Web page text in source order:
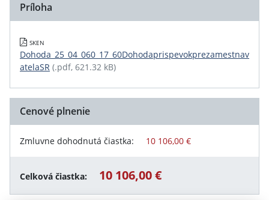
Príloha
SKEN
Dohoda_25_04_060_17_60Dohodaprispevokprezamestnav
atelaSR (.pdf, 621.32 kB)
Cenové plnenie
Zmluvne dohodnutá čiastka: 10 106,00 €
Celková čiastka: 10 106,00 €